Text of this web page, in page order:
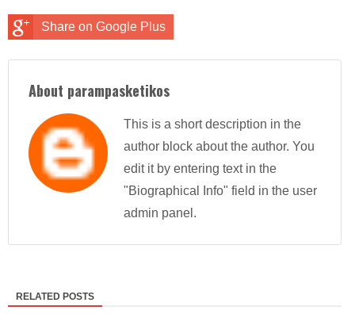
Share on Google Plus
About parampasketikos
This is a short description in the
author block about the author. You
edit it by entering text in the
"Biographical Info" field in the user
admin panel.
RELATED POSTS